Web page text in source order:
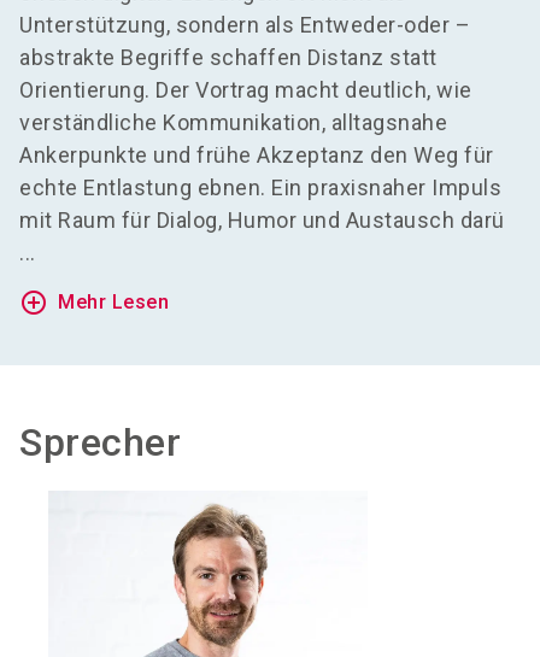
Unterstützung, sondern als Entweder-oder –
abstrakte Begriffe schaffen Distanz statt
Orientierung. Der Vortrag macht deutlich, wie
verständliche Kommunikation, alltagsnahe
Ankerpunkte und frühe Akzeptanz den Weg für
echte Entlastung ebnen. Ein praxisnaher Impuls
mit Raum für Dialog, Humor und Austausch darü
...
add_circle_outline Mehr Lesen
Sprecher